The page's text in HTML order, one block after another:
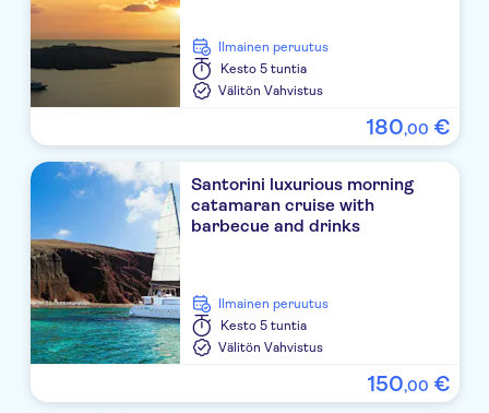
The Noverian Bios
Marvarit Suites
Ag . Gerasimos
Sklavenitis Emborio
AB MARKET Messaria {ΑΒ Βασιλόπουλος}
Dimitris Restaurant
Kiwi
Ilmainen peruutus
Kesto 5 tuntia
Välitön Vahvistus
180,00 €
Santorini luxurious morning
catamaran cruise with
barbecue and drinks
Ilmainen peruutus
Kesto 5 tuntia
Välitön Vahvistus
150,00 €